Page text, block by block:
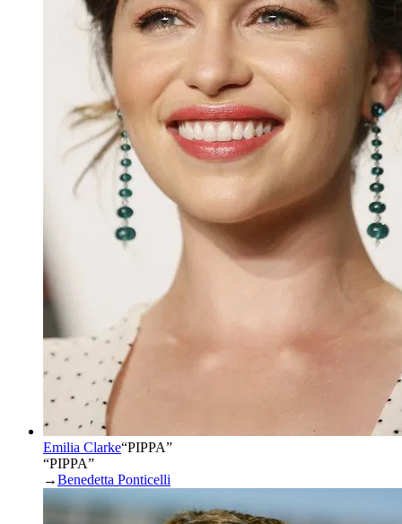
Emilia Clarke“PIPPA”
“PIPPA”
→Benedetta Ponticelli